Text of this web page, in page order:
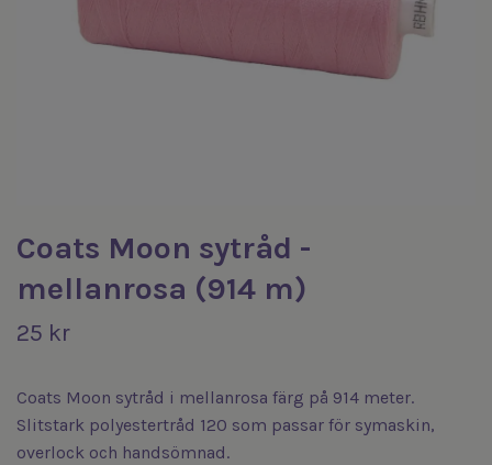
Coats Moon sytråd -
mellanrosa (914 m)
25 kr
Coats Moon sytråd i mellanrosa färg på 914 meter.
Slitstark polyestertråd 120 som passar för symaskin,
overlock och handsömnad.